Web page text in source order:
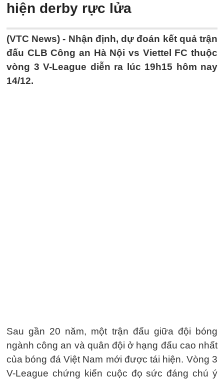
hiện derby rực lửa
(VTC News) - Nhận định, dự đoán kết quả trận
đấu CLB Công an Hà Nội vs Viettel FC thuộc
vòng 3 V-League diễn ra lúc 19h15 hôm nay
14/12.
Sau gần 20 năm, một trận đấu giữa đội bóng
ngành công an và quân đội ở hạng đấu cao nhất
của bóng đá Việt Nam mới được tái hiện. Vòng 3
V-League chứng kiến cuộc đọ sức đáng chú ý